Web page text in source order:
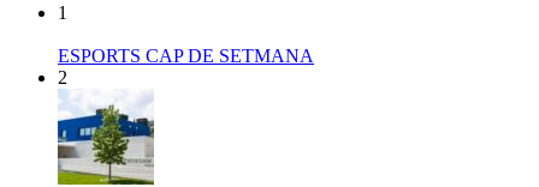
1
ESPORTS CAP DE SETMANA
2